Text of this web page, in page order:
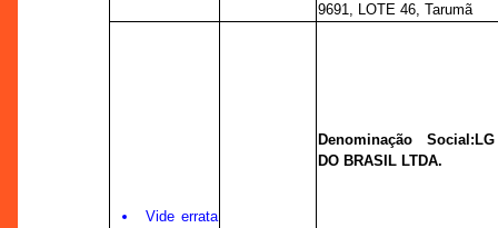
9691, LOTE 46, Tarumã
Vide errata
Denominação Social:
DO BRASIL LTDA.